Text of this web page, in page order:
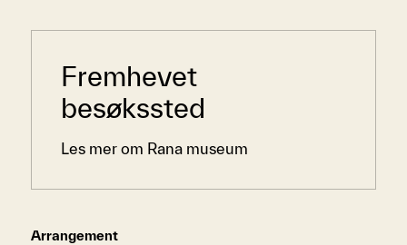
Arrangement
Sidemeny
Fremhevet
besøkssted
Les mer om Rana museum